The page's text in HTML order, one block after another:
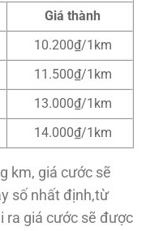
Giá thành
10.200₫/1km
11.500₫/1km
13.000₫/1km
14.000₫/1km
km, giá cước sẽ
số nhất định,từ
ra giá cước sẽ được